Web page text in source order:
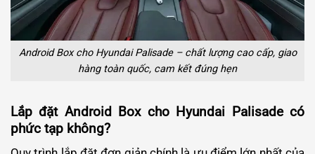
Android Box cho Hyundai Palisade – chất lượng cao cấp, giao
hàng toàn quốc, cam kết đúng hẹn
Lắp đặt Android Box cho Hyundai Palisade có
phức tạp không?